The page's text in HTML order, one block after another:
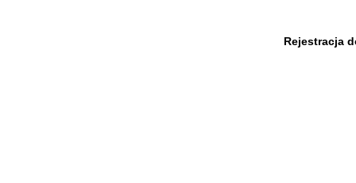
Rejestracja